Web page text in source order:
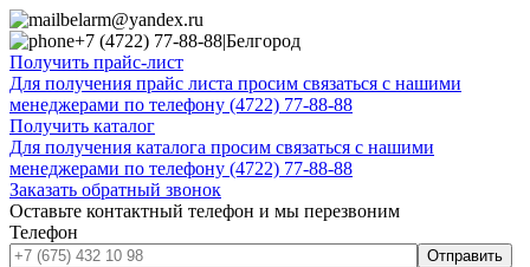
belarm@yandex.ru
+7 (4722) 77-88-88|Белгород
Получить прайс-лист
Для получения прайс листа просим связаться с нашими
менеджерами по телефону (4722) 77-88-88
Получить каталог
Для получения каталога просим связаться с нашими
менеджерами по телефону (4722) 77-88-88
Заказать обратный звонок
Оставьте контактный телефон и мы перезвоним
Телефон
Отправить